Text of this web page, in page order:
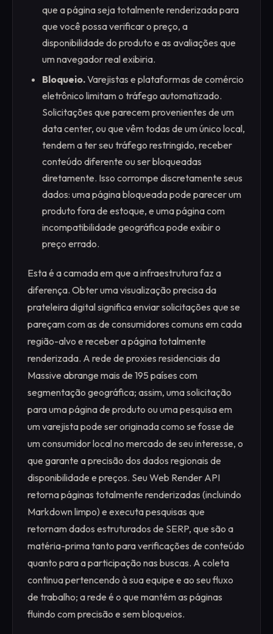
que a página seja totalmente renderizada para
que você possa verificar o preço, a
disponibilidade do produto e as avaliações que
um navegador real exibiria.
Bloqueio.Varejistas e plataformas de comércio
eletrônico limitam o tráfego automatizado.
Solicitações que parecem provenientes de um
data center, ou que vêm todas de um único local,
tendem a ter seu tráfego restringido, receber
conteúdo diferente ou ser bloqueadas
diretamente. Isso corrompe discretamente seus
dados: uma página bloqueada pode parecer um
produto fora de estoque, e uma página com
incompatibilidade geográfica pode exibir o
preço errado.
Esta é a camada em que a infraestrutura faz a
diferença. Obter uma visualização precisa da
prateleira digital significa enviar solicitações que se
pareçam com as de consumidores comuns em cada
região-alvo e receber a página totalmente
renderizada. A rede de proxies residenciais da
Massive abrange mais de 195 países com
segmentação geográfica; assim, uma solicitação
para uma página de produto ou uma pesquisa em
um varejista pode ser originada como se fosse de
um consumidor local no mercado de seu interesse, o
que garante a precisão dos dados regionais de
disponibilidade e preços. Seu Web Render API
retorna páginas totalmente renderizadas (incluindo
Markdown limpo) e executa pesquisas que
retornam dados estruturados de SERP, que são a
matéria-prima tanto para verificações de conteúdo
quanto para a participação nas buscas. A coleta
continua pertencendo à sua equipe e ao seu fluxo
de trabalho; a rede é o que mantém as páginas
fluindo com precisão e sem bloqueios.